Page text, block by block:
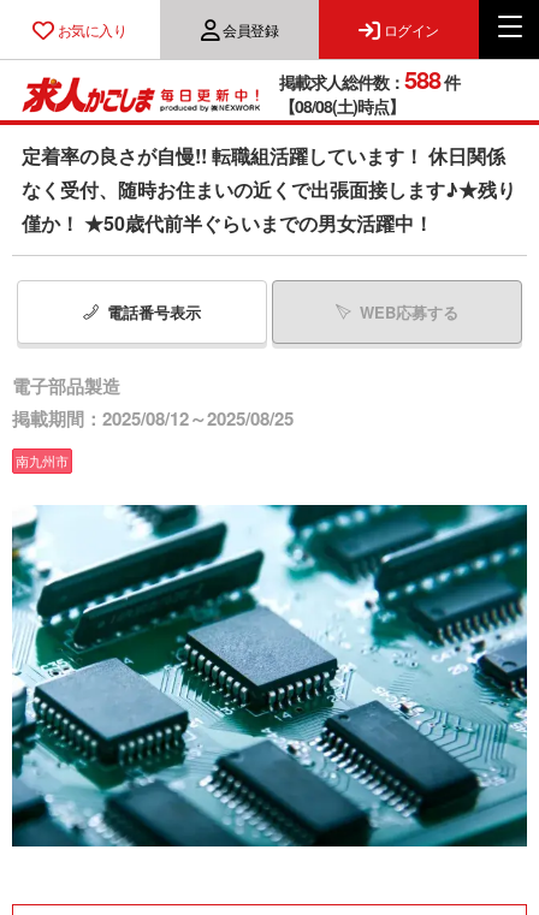
お気に入り 会員登録 ログイン
掲載求人総件数： 588件
【08/08(土)時点】
定着率の良さが自慢!! 転職組活躍しています！ 休日関係
なく受付、随時お住まいの近くで出張面接します♪★残り
僅か！ ★50歳代前半ぐらいまでの男女活躍中！
電話番号表示 WEB応募する
電子部品製造
掲載期間：2025/08/12～2025/08/25
南九州市